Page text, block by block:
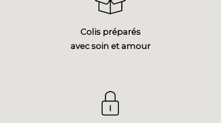
Colis préparés
avec soin et amour